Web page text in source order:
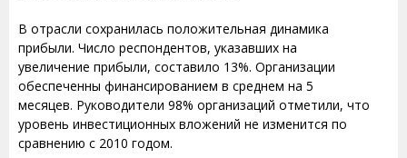
В отрасли сохранилась положительная динамика
прибыли. Число респондентов, указавших на
увеличение прибыли, составило 13%. Организации
обеспеченны финансированием в среднем на 5
месяцев. Руководители 98% организаций отметили, что
уровень инвестиционных вложений не изменится по
сравнению с 2010 годом.